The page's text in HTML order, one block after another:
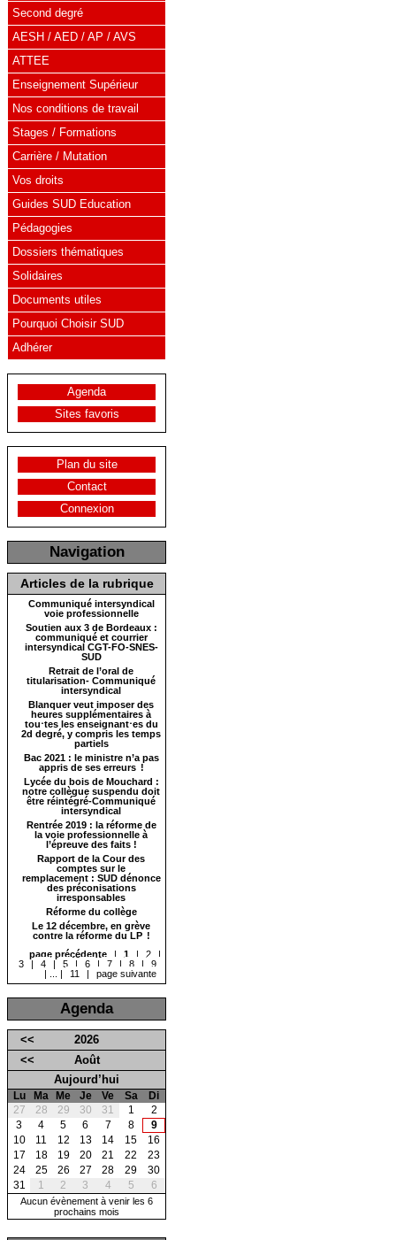
Second degré
AESH / AED / AP / AVS
ATTEE
Enseignement Supérieur
Nos conditions de travail
Stages / Formations
Carrière / Mutation
Vos droits
Guides SUD Education
Pédagogies
Dossiers thématiques
Solidaires
Documents utiles
Pourquoi Choisir SUD
Adhérer
Agenda
Sites favoris
Plan du site
Contact
Connexion
Navigation
Articles de la rubrique
Communiqué intersyndical
voie professionnelle
Soutien aux 3 de Bordeaux :
communiqué et courrier
intersyndical CGT-FO-SNES-
SUD
Retrait de l’oral de
titularisation- Communiqué
intersyndical
Blanquer veut imposer des
heures supplémentaires à
tou⋅tes les enseignant⋅es du
2d degré, y compris les temps
partiels
Bac 2021 : le ministre n’a pas
appris de ses erreurs !
Lycée du bois de Mouchard :
notre collègue suspendu doit
être réintégré-Communiqué
intersyndical
Rentrée 2019 : la réforme de
la voie professionnelle à
l’épreuve des faits !
Rapport de la Cour des
comptes sur le
remplacement : SUD dénonce
des préconisations
irresponsables
Réforme du collège
Le 12 décembre, en grève
contre la réforme du LP !
page précédente
| 1 | 2
|
3
| 4 | 5 | 6 | 7 | 8 |
9
|
| 11 | page suivante
Agenda
<<
2026
<<
Août
Aujourd’hui
Lu Ma Me Je Ve Sa
Di
27
28 29 30 31 1
2
3
4 5 6 7 8
9
10
11 12 13 14 15
16
17
18 19 20 21 22
23
24
25 26 27 28 29
30
31
1 2 3 4 5 6
Aucun évènement à venir les 6
prochains mois